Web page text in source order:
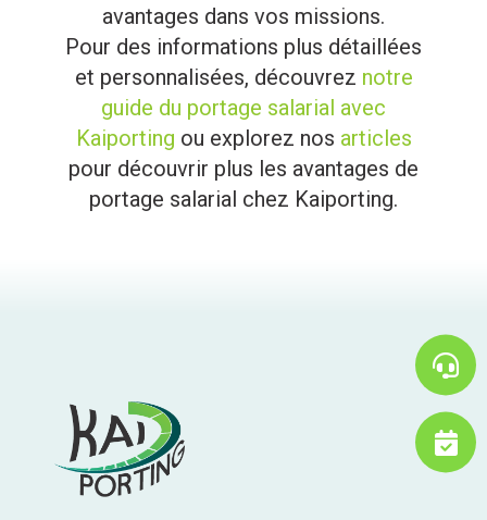
avantages dans vos missions.
Pour des informations plus détaillées
et personnalisées, découvrez notre
guide du portage salarial avec
Kaiporting ou explorez nos articles
pour découvrir plus les avantages de
portage salarial chez Kaiporting.